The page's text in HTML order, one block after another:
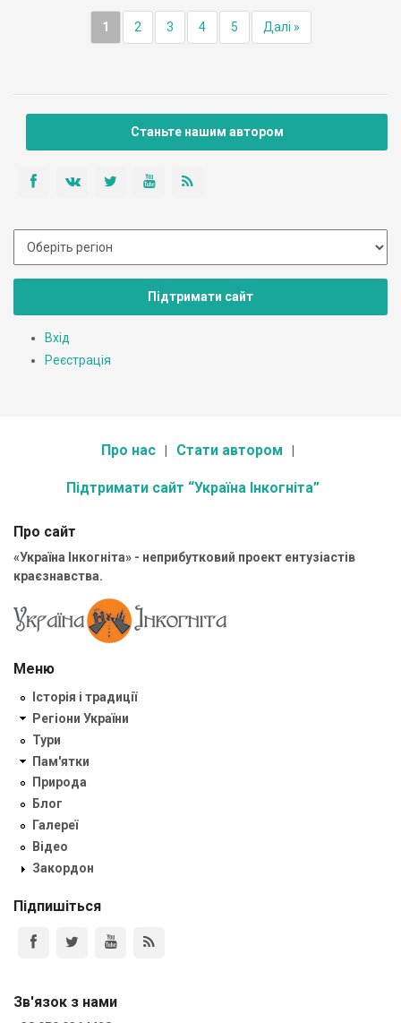
1 2 3 4 5 Далі »
Станьте нашим автором
Підтримати сайт
Вхід
Реєстрація
Про нас Стати автором
Підтримати сайт “Україна Інкогніта”
Про сайт
«Україна Інкогніта» - неприбутковий проект ентузіастів
краєзнавства.
Меню
Історія і традиції
Регіони України
Тури
Пам'ятки
Природа
Блог
Галереї
Відео
Закордон
Підпишіться
Зв'язок з нами